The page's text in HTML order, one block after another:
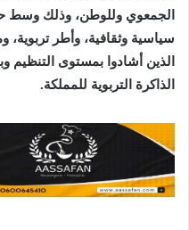
الجمعوي وللوطن، وذلك
سياسية وثقافية، وأطر تربوية،
الذين أشادوا بمستوى
الذاكرة التربوية للمملكة.